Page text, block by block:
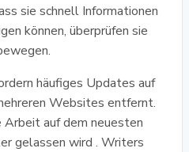
sie schnell Informationen
können, überprüfen sie
häufiges Updates auf
Websites entfernt.
Arbeit auf dem neuesten
gelassen wird . Writers